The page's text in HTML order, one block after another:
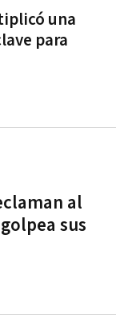
una
para
al
sus